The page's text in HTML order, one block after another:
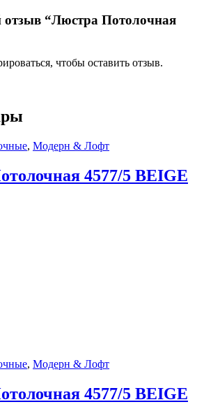
отзыв “Люстра Потолочная
чтобы оставить отзыв.
, Модерн & Лофт
4577/5 BEIGE
, Модерн & Лофт
4577/5 BEIGE